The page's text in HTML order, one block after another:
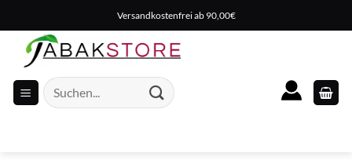
Inhalt
springen
Versandkostenfrei ab 90,00€
Suche
nach: